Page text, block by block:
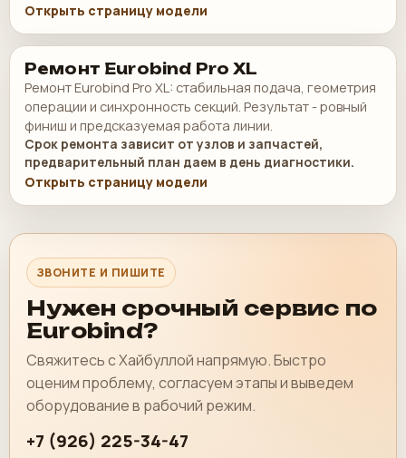
Открыть страницу модели
Ремонт Eurobind Pro XL
Ремонт Eurobind Pro XL: стабильная подача, геометрия
операции и синхронность секций. Результат - ровный
финиш и предсказуемая работа линии.
Срок ремонта зависит от узлов и запчастей,
предварительный план даем в день диагностики.
Открыть страницу модели
ЗВОНИТЕ И ПИШИТЕ
Нужен срочный сервис по
Eurobind?
Свяжитесь с Хайбуллой напрямую. Быстро
оценим проблему, согласуем этапы и выведем
оборудование в рабочий режим.
+7 (926) 225-34-47